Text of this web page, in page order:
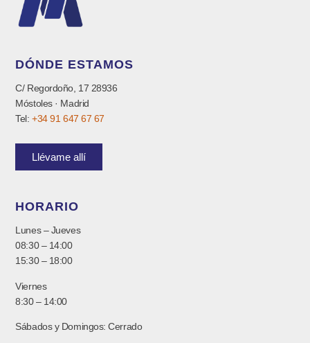
DÓNDE ESTAMOS
C/ Regordoño, 17 28936
Móstoles · Madrid
Tel:+34 91 647 67 67
Llévame allí
HORARIO
Lunes – Jueves
08:30 – 14:00
15:30 – 18:00
Viernes
8:30 – 14:00
Sábados y Domingos: Cerrado